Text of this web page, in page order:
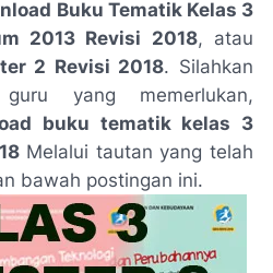
Buku Tematik Kelas 3
2013 Revisi 2018, atau
2 Revisi 2018. Silahkan
yang memerlukan,
buku tematik kelas 3
Melalui tautan yang telah
bawah postingan ini.